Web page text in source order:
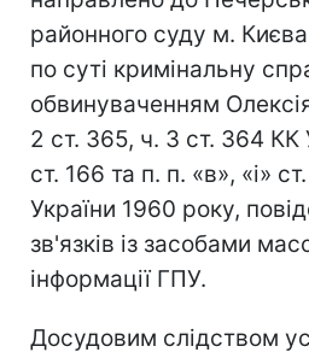
районного суду м.
по суті кримінальну
обвинуваченням
2 ст. 365, ч. 3 ст. 364 КК
ст. 166 та п. п. «в», «і»
України 1960 року,
зв'язків із засобами
інформації ГПУ.
Досудовим слідством